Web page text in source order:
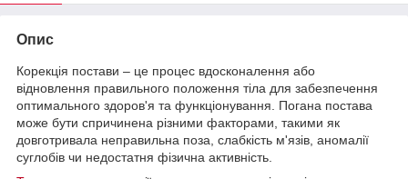
Опис
Корекція постави – це процес вдосконалення або
відновлення правильного положення тіла для забезпечення
оптимального здоров'я та функціонування. Погана постава
може бути спричинена різними факторами, такими як
довготривала неправильна поза, слабкість м'язів, аномалії
суглобів чи недостатня фізична активність.